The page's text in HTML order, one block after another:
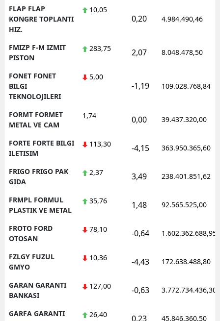
FLAP FLAP
KONGRE TOPLANTI
HIZ.
10,05
0,20 4.984.490,46
FMIZP F-M IZMIT
PISTON
283,75 2,07 8.048.478,50
FONET FONET
BILGI
TEKNOLOJILERI
5,00
-1,19 109.028.768,84
FORMT FORMET
METAL VE CAM
1,74 0,00 39.437.320,00
FORTE FORTE BILGI
ILETISIM
113,30 -4,15 363.950.365,60
FRIGO FRIGO PAK
GIDA
2,37 3,49 238.401.851,62
FRMPL FORMUL
PLASTIK VE METAL
35,76 1,48 92.565.525,00
FROTO FORD
OTOSAN
78,10 -0,64 1.602.362.688,95
FZLGY FUZUL
GMYO
10,36 -4,43 172.638.488,80
GARAN GARANTI
BANKASI
127,00 -0,63 3.772.734.436,30
GARFA GARANTI
26,40 0,23 45.846.360,50